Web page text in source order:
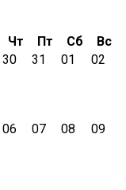
Чт Пт Сб
Вс
30 31 01 02
06 07 08 09